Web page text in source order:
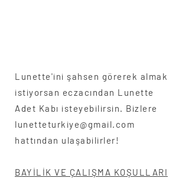
Lunette'ini şahsen görerek almak
istiyorsan eczacından Lunette
Adet Kabı isteyebilirsin. Bizlere
lunetteturkiye@gmail.com
hattından ulaşabilirler!
BAYİLİK VE ÇALIŞMA KOŞULLARI